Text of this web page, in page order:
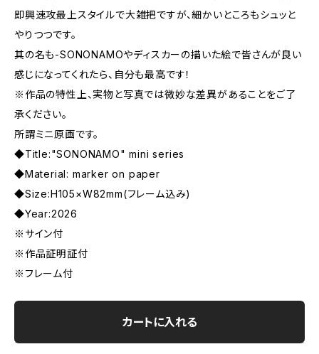
即興速攻最上スタイルで大雑把ですが、細かいところもシュッと
やりつつです。
其の名も-SONONAMOやディスカーの描いた絵で皆さんが良い
感じになってくれたら、自分も最高です！
※作品の特性上、実物と写真では微妙な差異があることをご了
承ください。
所謂ミニ原画です。
◆Title:"SONONAMO" mini series
◆Material: marker on paper
◆Size:H105×W82mm(フレーム込み)
◆Year:2026
※サイン付
※作品証明証付
※フレーム付
カートに入れる